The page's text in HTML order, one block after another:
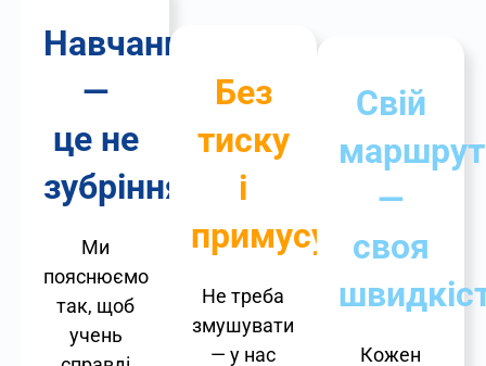
Навчання
—
це не
зубріння!
Ми
пояснюємо
так, щоб
учень
Без
тиску
і
примусу
Не треба
змушувати
— у нас
Свій
маршрут
—
своя
Кожен